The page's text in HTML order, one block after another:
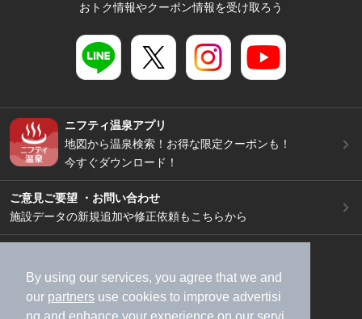
By using our services, you agree that we and
our partners use cookies to improve advertisi
おトク情報やクーポン情報を受け取ろう
ニフティ温泉アプリ
地図から温泉検索！お得な限定クーポンも！
今すぐダウンロード！
ご意見ご要望 ・お問い合わせ
施設データの新規追加や修正依頼もこちらから
加盟店募集（資料請求）
広告出稿のご案内
利用規約
ライフスタイルMEMBERS+規約